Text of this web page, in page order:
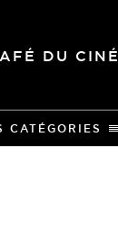
DU CINÉ
CATÉGORIES